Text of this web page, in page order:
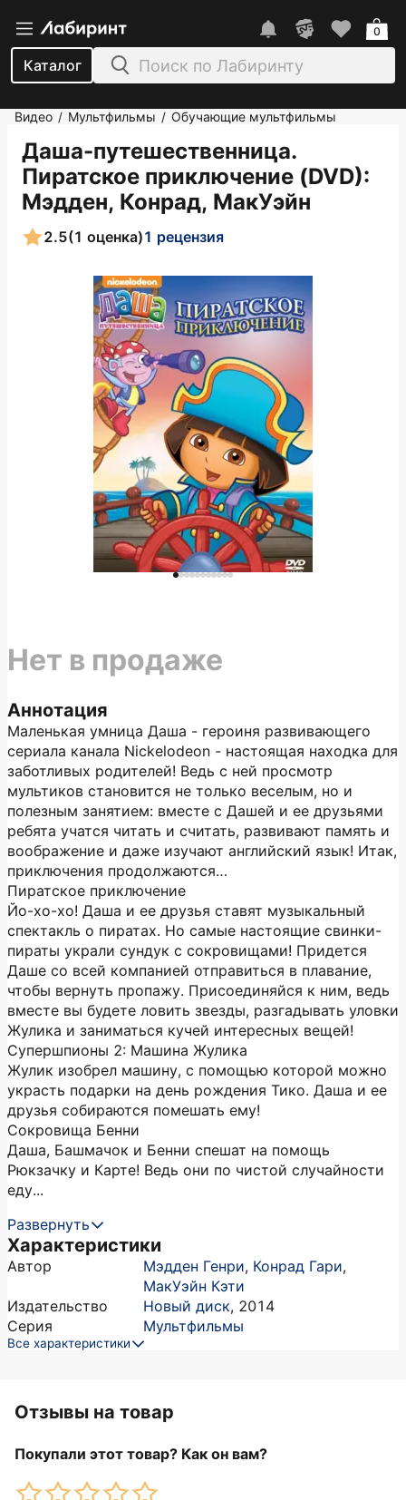
Каталог
0
Видео / Мультфильмы / Обучающие мультфильмы
Даша-путешественница.
Пиратское приключение (DVD):
Мэдден, Конрад, МакУэйн
2.5(1 оценка)1 рецензия
Аннотация
Маленькая умница Даша - героиня развивающего
сериала канала Nickelodeon - настоящая находка для
заботливых родителей! Ведь с ней просмотр
мультиков становится не только веселым, но и
полезным занятием: вместе с Дашей и ее друзьями
ребята учатся читать и считать, развивают память и
воображение и даже изучают английский язык! Итак,
приключения продолжаются…
Пиратское приключение
Йо-хо-хо! Даша и ее друзья ставят музыкальный
спектакль о пиратах. Но самые настоящие свинки-
пираты украли сундук с сокровищами! Придется
Даше со всей компанией отправиться в плавание,
чтобы вернуть пропажу. Присоединяйся к ним, ведь
вместе вы будете ловить звезды, разгадывать уловки
Жулика и заниматься кучей интересных вещей!
Супершпионы 2: Машина Жулика
Жулик изобрел машину, с помощью которой можно
украсть подарки на день рождения Тико. Даша и ее
друзья собираются помешать ему!
Сокровища Бенни
Даша, Башмачок и Бенни спешат на помощь
Рюкзачку и Карте! Ведь они по чистой случайности
еду...
Развернуть
Характеристики
Автор Мэдден Генри, Конрад Гари,
МакУэйн Кэти
Издательство
Новый диск, 2014
Серия
Мультфильмы
Все характеристики
Нет в продаже
Отзывы на товар
Покупали этот товар? Как он вам?